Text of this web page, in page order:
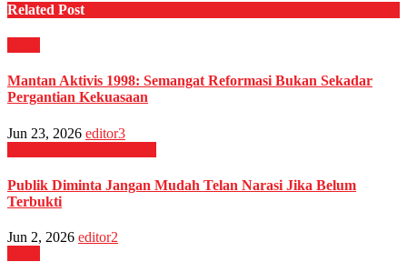
Related Post
Mantan Aktivis 1998: Semangat Reformasi Bukan Sekadar
Pergantian Kekuasaan
Jun 23, 2026 editor3
Publik Diminta Jangan Mudah Telan Narasi Jika Belum
Terbukti
Jun 2, 2026 editor2